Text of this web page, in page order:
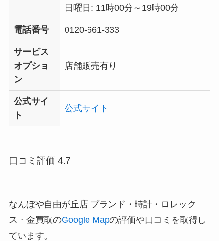
日曜日: 11時00分～19時00分
電話番号 0120-661-333
サービス
オプショ
ン
店舗販売有り
公式サイ
ト
公式サイト
口コミ評価 4.7
なんぼや自由が丘店 ブランド・時計・ロレック
ス・金買取のGoogle Mapの評価や口コミを取得し
ています。